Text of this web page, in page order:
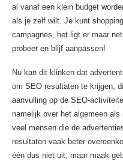
al vanaf een klein budget
als je zelf wilt. Je kunt
campagnes, het ligt er maar
probeer en blijf aanpassen!
Nu kan dit klinken dat
om SEO resultaten te krijgen,
aanvulling op de SEO-
namelijk over het algemeen
veel mensen die de
resultaten vaak beter
één dus niet uit, maar maak